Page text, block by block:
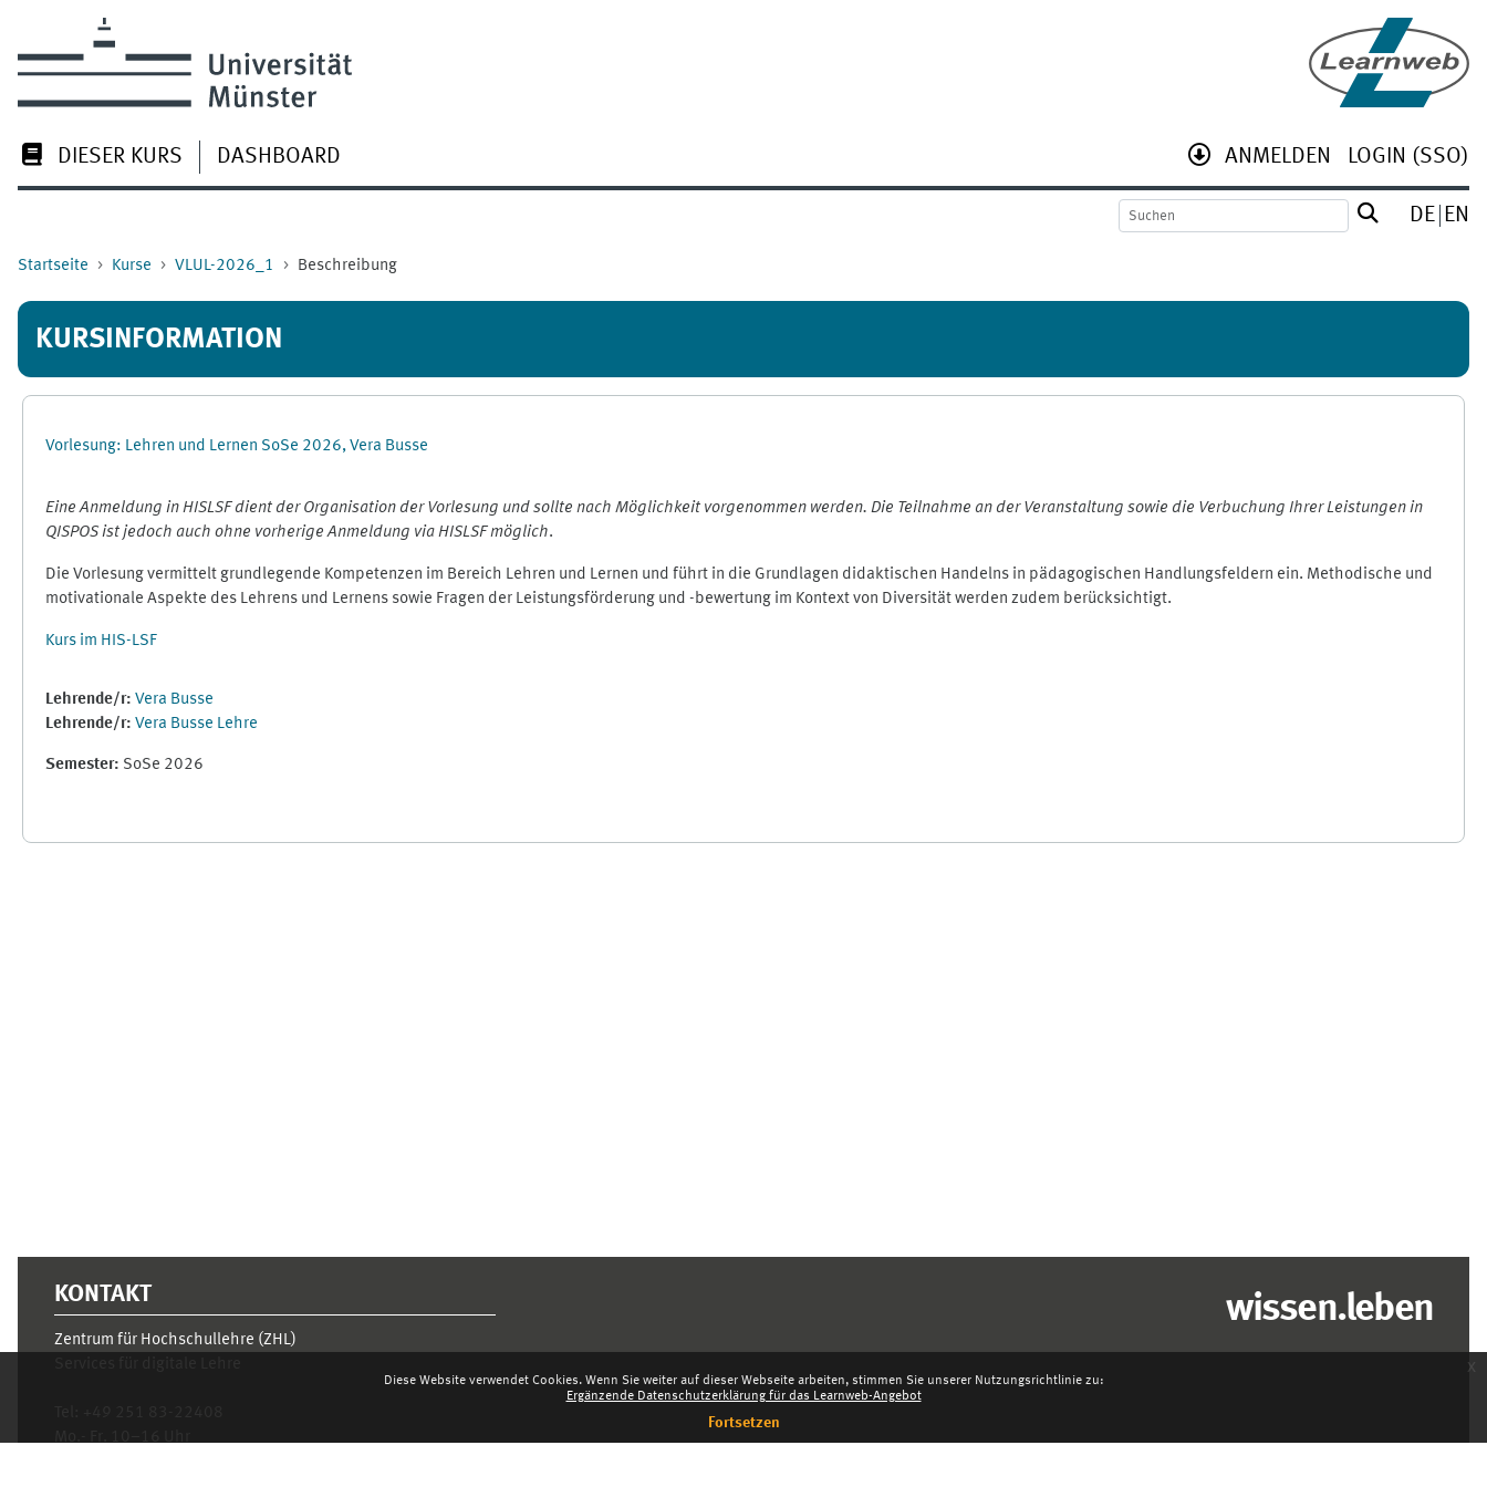
Diese Website verwendet Cookies. Wenn Sie weiter auf dieser Webseite arbeiten, stimmen Sie unserer Nutzungsrichtlinie zu:
Ergänzende Datenschutzerklärung für das Learnweb-Angebot
Fortsetzen
x
DIESER KURS DASHBOARD ANMELDEN LOGIN (SSO)
DE EN
Startseite Kurse VLUL-2026_1 Beschreibung
KURSINFORMATION
Vorlesung: Lehren und Lernen SoSe 2026, Vera Busse
Eine Anmeldung in HISLSF dient der Organisation der Vorlesung und sollte nach Möglichkeit vorgenommen werden. Die Teilnahme an der Veranstaltung sowie die Verbuchung Ihrer Leistungen in
QISPOS ist jedoch auch ohne vorherige Anmeldung via HISLSF möglich.
Die Vorlesung vermittelt grundlegende Kompetenzen im Bereich Lehren und Lernen und führt in die Grundlagen didaktischen Handelns in pädagogischen Handlungsfeldern ein. Methodische und
motivationale Aspekte des Lehrens und Lernens sowie Fragen der Leistungsförderung und -bewertung im Kontext von Diversität werden zudem berücksichtigt.
Kurs im HIS-LSF
Lehrende/r: Vera Busse
Lehrende/r: Vera Busse Lehre
Semester: SoSe 2026
KONTAKT
Zentrum für Hochschullehre (ZHL)
wissen.leben